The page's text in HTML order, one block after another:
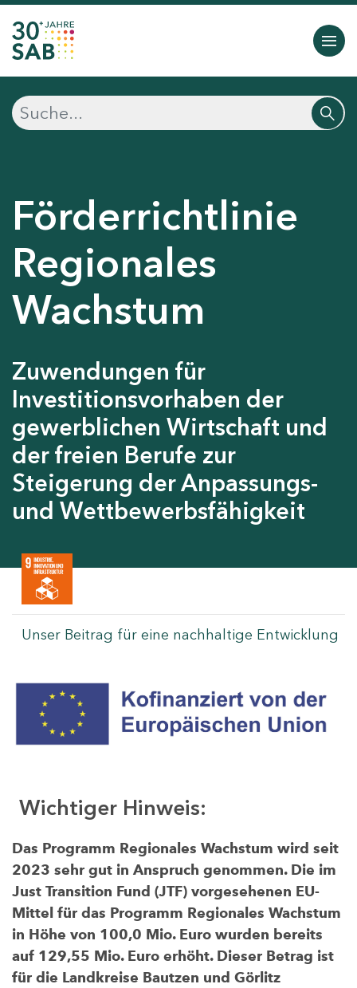
Förderrichtlinie
Regionales
Wachstum
Zuwendungen für
Investitionsvorhaben der
gewerblichen Wirtschaft und
der freien Berufe zur
Steigerung der Anpassungs-
und Wettbewerbsfähigkeit
Unser Beitrag für eine nachhaltige Entwicklung
Wichtiger Hinweis:
Das Programm Regionales Wachstum wird seit
2023 sehr gut in Anspruch genommen. Die im
Just Transition Fund (JTF) vorgesehenen EU-
Mittel für das Programm Regionales Wachstum
in Höhe von 100,0 Mio. Euro wurden bereits
auf 129,55 Mio. Euro erhöht. Dieser Betrag ist
für die Landkreise Bautzen und Görlitz